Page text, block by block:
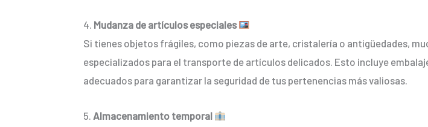
4. Mudanza de artículos especiales
Si tienes objetos frágiles, como piezas de arte, cristalería o antigüedades,
especializados para el transporte de artículos delicados. Esto incluye
adecuados para garantizar la seguridad de tus pertenencias más valiosas.
5. Almacenamiento temporal